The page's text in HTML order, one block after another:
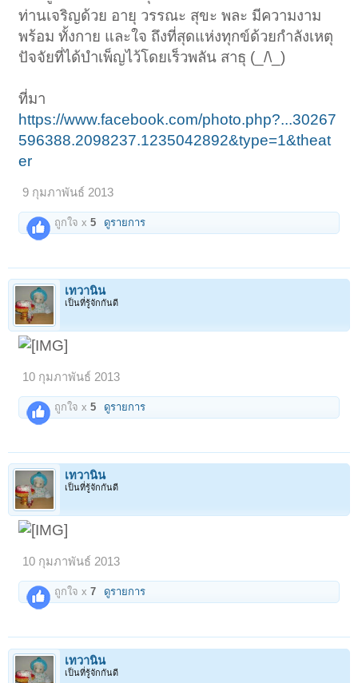
ท่านเจริญด้วย อายุ วรรณะ สุขะ พละ มีความงาม
พร้อม ทั้งกาย และใจ ถึงที่สุดแห่งทุกข์ด้วยกำลังเหตุ
ปัจจัยที่ได้บำเพ็ญไว้โดยเร็วพลัน สาธุ (_/\_)
ที่มา
https://www.facebook.com/photo.php?...30267
596388.2098237.1235042892&type=1&theat
er
9 กุมภาพันธ์ 2013
ถูกใจ x5 ดูรายการ
เทวานิน
เป็นที่รู้จักกันดี
10 กุมภาพันธ์ 2013
ถูกใจ x5 ดูรายการ
เทวานิน
เป็นที่รู้จักกันดี
10 กุมภาพันธ์ 2013
ถูกใจ x7 ดูรายการ
เทวานิน
เป็นที่รู้จักกันดี